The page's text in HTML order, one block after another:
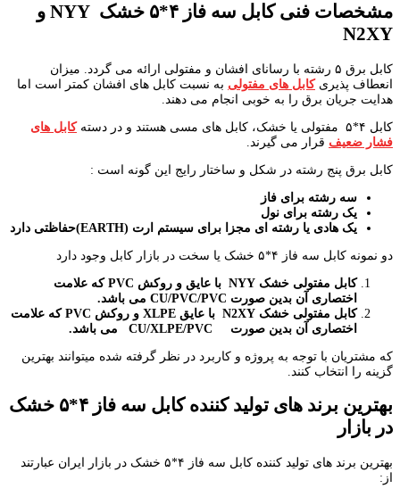
مشخصات فنی کابل سه فاز ۴*۵ خشک
و
N2XY
کابل برق ۵ رشته با رسانای افشان و مفتولی ارائه می گردد. میزان
انعطاف پذیریکابل های مفتولی به نسبت کابل های افشان کمتر است اما
هدایت جریان برق را به خوبی انجام می دهند.
کابل ۴*۵ مفتولی یا خشک، کابل های مسی هستند و در دستهکابل های
فشار ضعیف قرار می گیرند.
کابل برق پنج رشته در شکل و ساختار رایج این گونه است :
سه رشته برای فاز
یک رشته برای نول
یک هادی یا رشته ای مجزا برای سیستم ارت (EARTH) حفاظتی دارد
دو نمونه کابل سه فاز ۴*۵ خشک یا سخت در بازار کابل وجود دارد
کابل مفتولی خشک NYY با عایق و روکش PVC که علامت
اختصاری آن بدین صورت CU/PVC/PVC می باشد.
کابل مفتولی خشک N2XY با عایق XLPE و روکش PVC که علامت
اختصاری آن بدین صورت
می باشد.
که مشتریان با توجه به پروژه و کاربرد در نظر گرفته شده میتوانند بهترین
گزینه را انتخاب کنند.
بهترین برند های تولید کننده کابل سه فاز ۴*۵ خشک
در بازار
بهترین برند های تولید کننده کابل سه فاز ۴*۵ خشک در بازار ایران عبارتند
از: